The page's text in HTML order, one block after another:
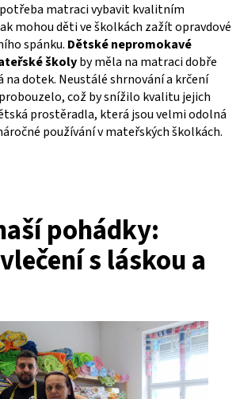
matraci vybavit kvalitním
mohou děti ve školkách zažít opravdové
spánku. Dětské nepromokavé
školyby měla na matraci dobře
na dotek. Neustálé shrnování a krčení
což by snížilo kvalitu jejich
prostěradla, která jsou velmi odolná
používání v mateřských školkách.
pohádky:
s láskou a